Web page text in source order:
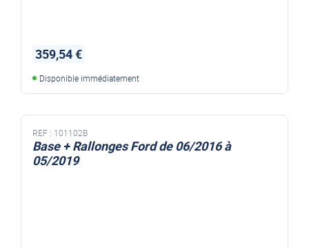
359,54 €
Disponible immédiatement
REF : 101102B
Base + Rallonges Ford de 06/2016 à
05/2019